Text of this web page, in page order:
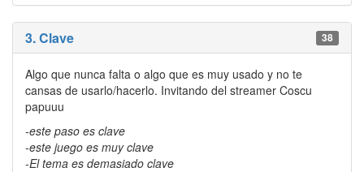
3. Clave 38
Algo que nunca falta o algo que es muy usado y no te
cansas de usarlo/hacerlo. Invitando del streamer Coscu
papuuu
-este paso es clave
-este juego es muy clave
-El tema es demasiado clave